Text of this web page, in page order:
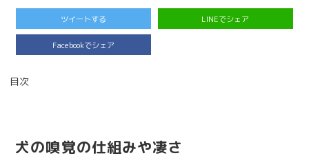
ツイートする LINEでシェア
Facebookでシェア
目次
犬の嗅覚の仕組みや凄さ